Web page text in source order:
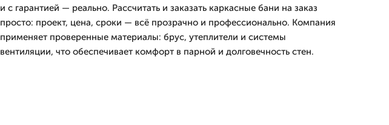
и с гарантией — реально. Рассчитать и заказать каркасные бани на заказ
просто: проект, цена, сроки — всё прозрачно и профессионально. Компания
применяет проверенные материалы: брус, утеплители и системы
вентиляции, что обеспечивает комфорт в парной и долговечность стен.